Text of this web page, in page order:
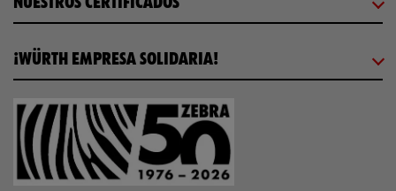
¡WÜRTH EMPRESA SOLIDARIA!